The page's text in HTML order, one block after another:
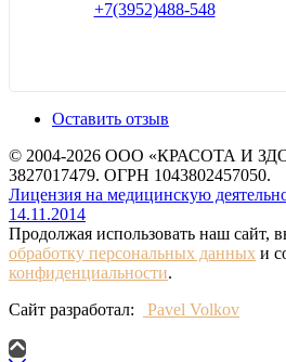
+7(3952)488-548
Оставить отзыв
© 2004-2026 ООО «КРАСОТА И
3827017479. ОГРН 1043802457050.
Лицензия на медицинскую
14.11.2014
Продолжая использовать наш сайт,
обработку персональных данных и
конфиденциальности.
Сайт разработал:
Pavel Volkov